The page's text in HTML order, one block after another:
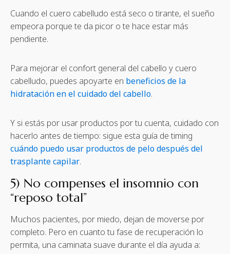
Cuando el cuero cabelludo está seco o tirante, el sueño
empeora porque te da picor o te hace estar más
pendiente.
Para mejorar el confort general del cabello y cuero
cabelludo, puedes apoyarte en beneficios de la
hidratación en el cuidado del cabello.
Y si estás por usar productos por tu cuenta, cuidado con
hacerlo antes de tiempo: sigue esta guía de timing
cuándo puedo usar productos de pelo después del
trasplante capilar.
5) No compenses el insomnio con
“reposo total”
Muchos pacientes, por miedo, dejan de moverse por
completo. Pero en cuanto tu fase de recuperación lo
permita, una caminata suave durante el día ayuda a: